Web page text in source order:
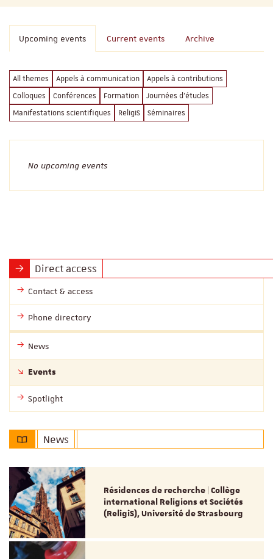
Upcoming events Current events Archive
All themes Appels à communication
Appels à contributions
Colloques
Conférences Formation
Journées d'études
Manifestations scientifiques
ReligiS Séminaires
No upcoming events
Direct access
Contact & access
Phone directory
News
Events
Spotlight
News
Résidences de recherche | Collège
international Religions et Sociétés
(ReligiS), Université de Strasbourg